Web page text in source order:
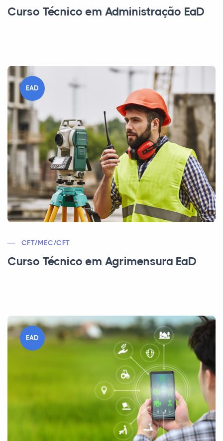
Curso Técnico em Administração EaD
EAD
CFT/MEC/CFT
Curso Técnico em Agrimensura EaD
EAD